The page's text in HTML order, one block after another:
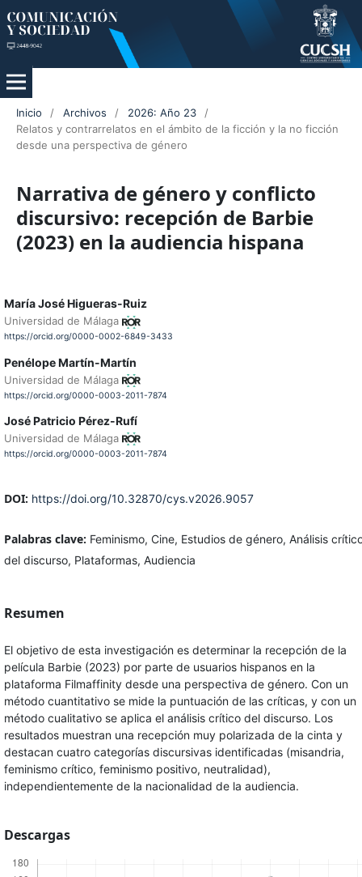
Inicio / Archivos / 2026: Año 23
/
Relatos y contrarrelatos en el ámbito de la ficción y la no ficción
desde una perspectiva de género
Narrativa de género y conflicto
discursivo: recepción de Barbie
(2023) en la audiencia hispana
María José Higueras-Ruiz
Universidad de Málaga
https://orcid.org/0000-0002-6849-3433
Penélope Martín-Martín
Universidad de Málaga
https://orcid.org/0000-0003-2011-7874
José Patricio Pérez-Rufí
Universidad de Málaga
https://orcid.org/0000-0003-2011-7874
DOI: https://doi.org/10.32870/cys.v2026.9057
Palabras clave: Feminismo, Cine, Estudios de género, Análisis
del discurso, Plataformas, Audiencia
Resumen
El objetivo de esta investigación es determinar la recepción de la
película Barbie (2023) por parte de usuarios hispanos en la
plataforma Filmaffinity desde una perspectiva de género. Con un
método cuantitativo se mide la puntuación de las críticas, y con un
método cualitativo se aplica el análisis crítico del discurso. Los
resultados muestran una recepción muy polarizada de la cinta y
destacan cuatro categorías discursivas identificadas (misandria,
feminismo crítico, feminismo positivo, neutralidad),
independientemente de la nacionalidad de la audiencia.
Descargas